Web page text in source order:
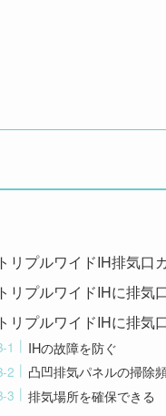
トリプルワイドIH排気口
トリプルワイドIHに排気
トリプルワイドIHに排気
IHの故障を防ぐ
凸凹排気パネルの掃除
排気場所を確保できる